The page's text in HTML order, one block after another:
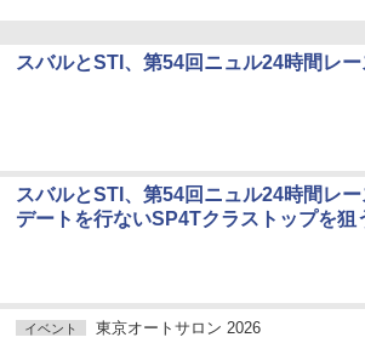
スバルとSTI、第54回ニュル24時間レ
スバルとSTI、第54回ニュル24時間レ
デートを行ないSP4Tクラストップを狙
イベント 東京オートサロン 2026